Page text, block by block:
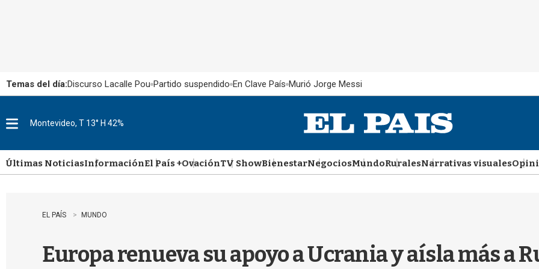
Temas del día:Discurso Lacalle Pou Partido suspendido En Clave País Murió Jorge Messi
u
Montevideo, T 13° H 42%
Últimas NoticiasInformaciónEl País +OvaciónTV ShowBienestarNegociosMundoRuralesNarrativas visuales
EL PAÍS MUNDO
Europa renueva su apoyo a Ucrania y aísla más a